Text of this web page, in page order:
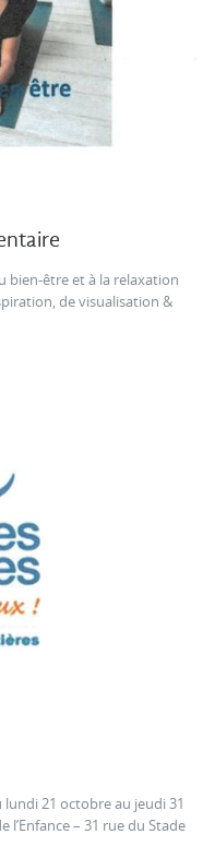
bien-être et à la relaxation
de visualisation &
lundi 21 octobre au jeudi 31
– 31 rue du Stade